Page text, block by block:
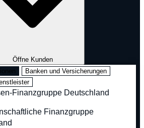
Öffne Kunden
Banken und Versicherungen
Finanzgruppe Deutschland
Finanzgruppe